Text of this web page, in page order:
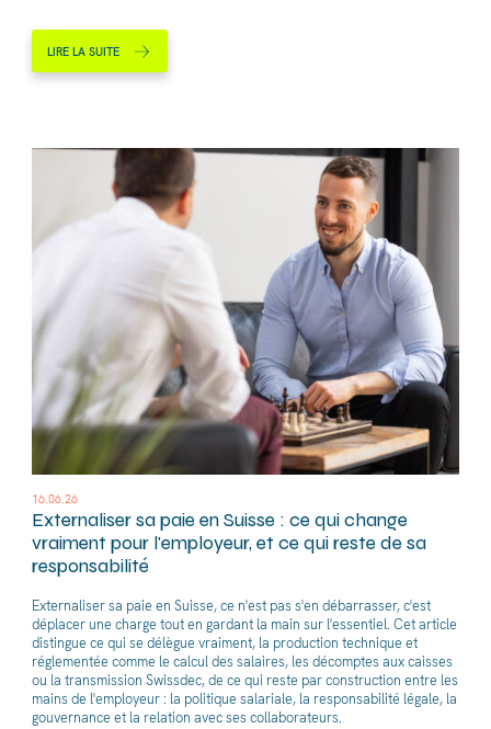
LIRE LA SUITE
16.06.26
Externaliser sa paie en Suisse : ce qui change
vraiment pour l'employeur, et ce qui reste de sa
responsabilité
Externaliser sa paie en Suisse, ce n'est pas s'en débarrasser, c'est
déplacer une charge tout en gardant la main sur l'essentiel. Cet article
distingue ce qui se délègue vraiment, la production technique et
réglementée comme le calcul des salaires, les décomptes aux caisses
ou la transmission Swissdec, de ce qui reste par construction entre les
mains de l'employeur : la politique salariale, la responsabilité légale, la
gouvernance et la relation avec ses collaborateurs.